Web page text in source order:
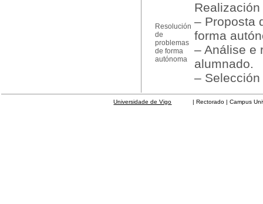
Resolución
de
problemas
de forma
autónoma
– Proposta
forma
– Análise e
alumnado.
–
Universidade de Vigo | Rectorado | Campus